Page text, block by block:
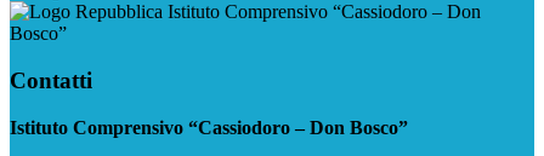
Istituto Comprensivo “Cassiodoro – Don
Bosco”
Contatti
Istituto Comprensivo “Cassiodoro – Don Bosco”